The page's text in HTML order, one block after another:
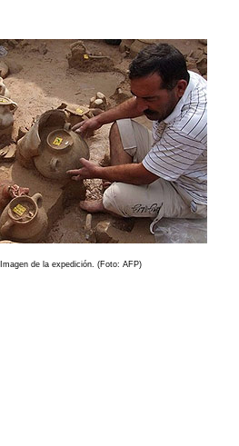
Imagen de la expedición. (Foto: AFP)